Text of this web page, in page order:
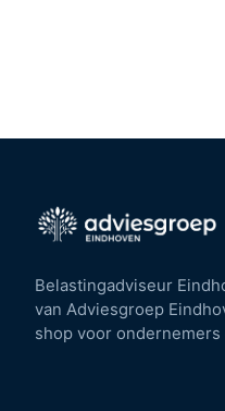
Belastingadviseur
van Adviesgroep
shop voor ondernemers